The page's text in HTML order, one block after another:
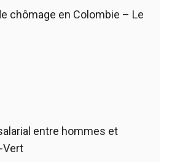
chômage en Colombie – Le
entre hommes et
Vert